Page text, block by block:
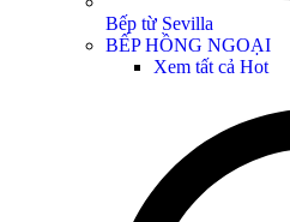
Bếp từ Sevilla
BẾP HỒNG NGOẠI
Xem tất cả Hot